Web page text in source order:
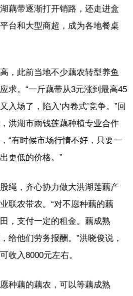
藕带逐渐打开销路，还走进盒
台和大型商超，成为各地餐桌
，此前当地不少藕农转型养鱼
求。“一斤藕带从3元涨到最高45
入场了，陷入‘内卷式’竞争。”回
洪湖市雨钱莲藕种植专业合作
“有时候市场行情不好，只要一
更低的价格。”
绳，齐心协力做大洪湖莲藕产
联农带农。“对不愿种藕的藕
，支付一定的租金。藕成熟
给他们劳务报酬。”洪晓俊说，
收入8000元左右。
种藕的藕农，可以等藕成熟